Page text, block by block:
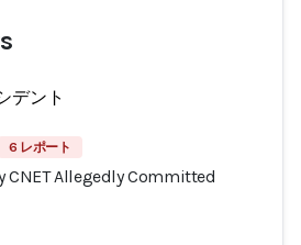
デント
6 レポート
CNET Allegedly Committed